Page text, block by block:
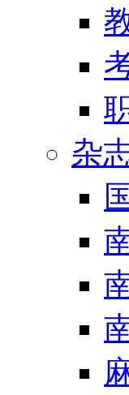
杂